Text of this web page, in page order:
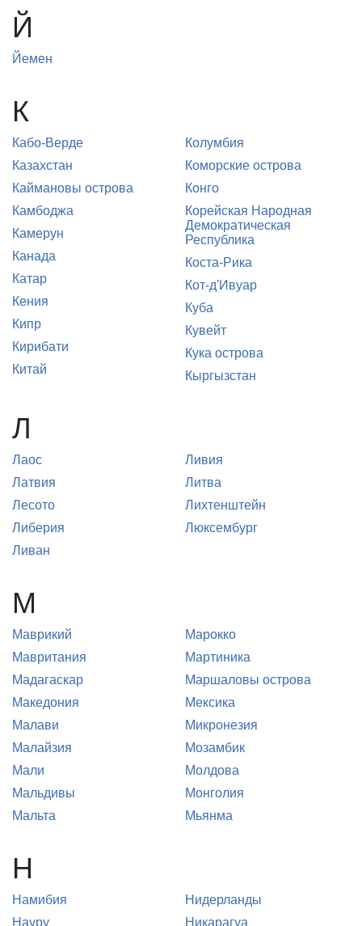
Й
Йемен
К
Кабо-Верде
Казахстан
Каймановы острова
Камбоджа
Камерун
Канада
Катар
Кения
Кипр
Кирибати
Китай
Колумбия
Коморские острова
Конго
Корейская Народная
Демократическая
Республика
Коста-Рика
Кот-д'Ивуар
Куба
Кувейт
Кука острова
Кыргызстан
Л
Лаос
Латвия
Лесото
Либерия
Ливан
Ливия
Литва
Лихтенштейн
Люксембург
М
Маврикий
Мавритания
Мадагаскар
Македония
Малави
Малайзия
Мали
Мальдивы
Мальта
Марокко
Мартиника
Маршаловы острова
Мексика
Микронезия
Мозамбик
Молдова
Монголия
Мьянма
Н
Намибия
Науру
Нидерланды
Никарагуа